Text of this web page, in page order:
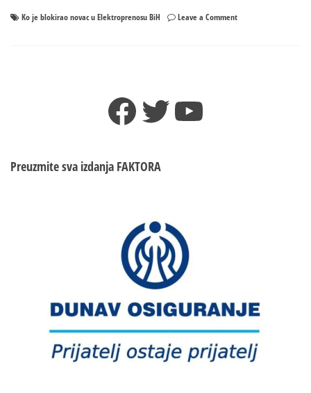
Ko je blokirao novac u Elektroprenosu BiH Leave a Commenton
Facebook
TwitterYouTube
Preuzmite sva izdanja FAKTORA